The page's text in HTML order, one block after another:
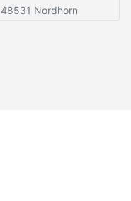
48531 Nordhorn